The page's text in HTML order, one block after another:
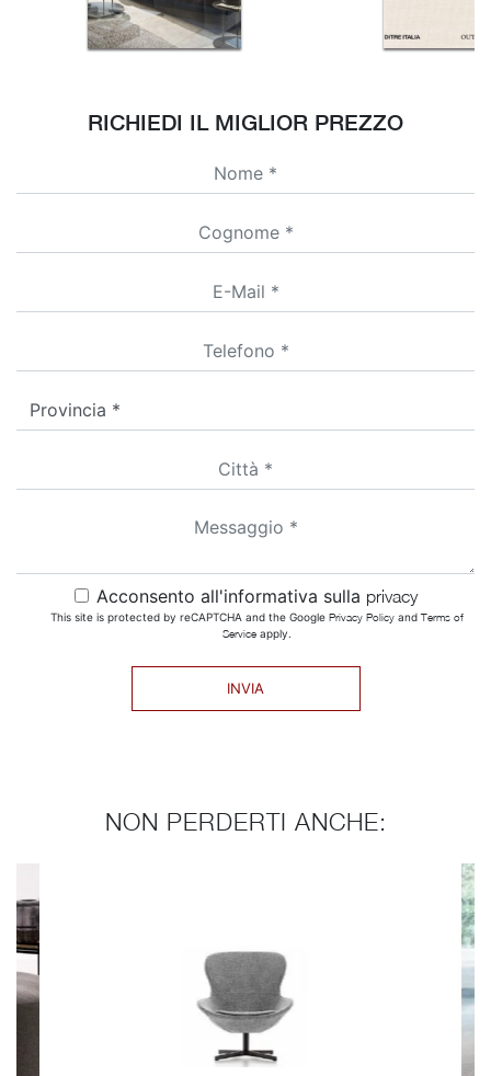
RICHIEDI IL MIGLIOR PREZZO
Acconsento all'informativa sulla privacy
This site is protected by reCAPTCHA and the Google Privacy Policyand Terms of
Serviceapply.
INVIA
NON PERDERTI ANCHE: